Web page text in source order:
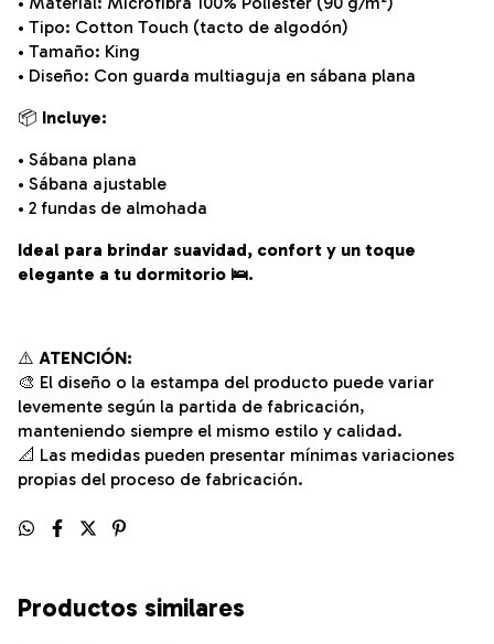
• Tipo: Cotton Touch (tacto de algodón)
• Tamaño: King
• Diseño: Con guarda multiaguja en sábana plana
📦 Incluye:
• Sábana plana
• Sábana ajustable
• 2 fundas de almohada
Ideal para brindar suavidad, confort y un toque
elegante a tu dormitorio 🛌.
⚠️ ATENCIÓN:
🎨 El diseño o la estampa del producto puede variar
levemente según la partida de fabricación,
manteniendo siempre el mismo estilo y calidad.
📐 Las medidas pueden presentar mínimas variaciones
propias del proceso de fabricación.
Productos similares